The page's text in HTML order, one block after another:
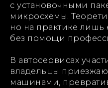
с установочными
микросхемы.
но на практике
без помощи
В автосервисах
владельцы
машинами,